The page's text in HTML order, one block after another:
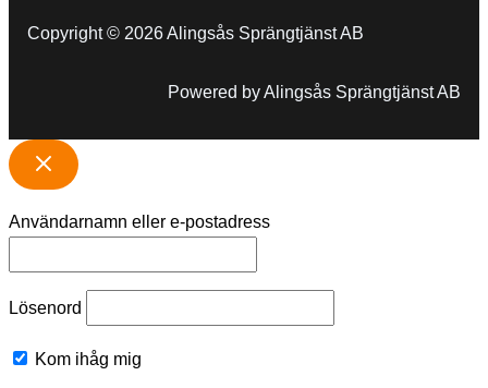
Copyright © 2026 Alingsås Sprängtjänst AB
Powered by Alingsås Sprängtjänst AB
Användarnamn eller e-postadress
Lösenord
Kom ihåg mig